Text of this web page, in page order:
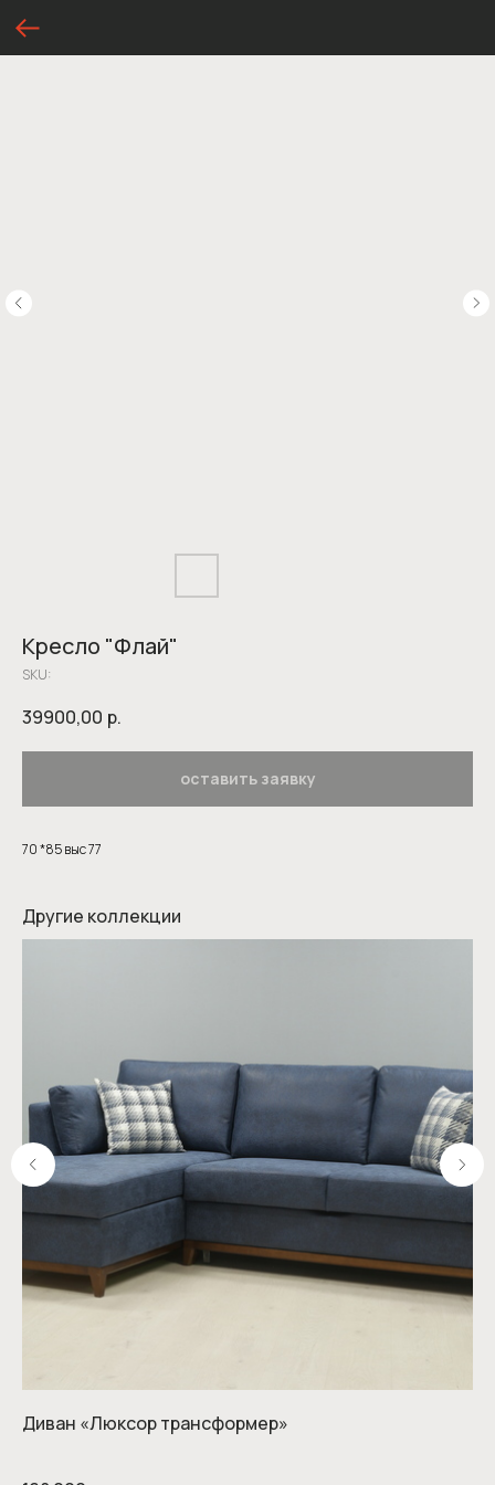
Кресло "Флай"
SKU:
39900,00 р.
оставить заявку
70 *85 выс 77
Другие коллекции
Диван «Люксор трансформер»